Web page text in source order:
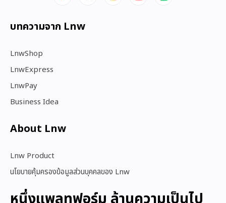
บทความจาก Lnw
LnwShop
LnwExpress
LnwPay
Business Idea
About Lnw​
Lnw Product
นโยบายคุ้มครองข้อมูลส่วนบุคคลของ Lnw